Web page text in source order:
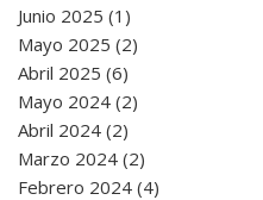
Junio 2025 (1)
Mayo 2025 (2)
Abril 2025 (6)
Mayo 2024 (2)
Abril 2024 (2)
Marzo 2024 (2)
Febrero 2024 (4)